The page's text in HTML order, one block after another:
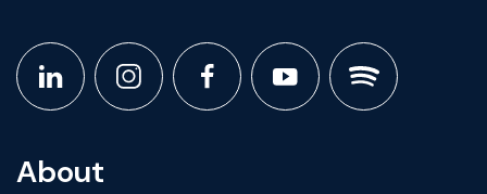
About